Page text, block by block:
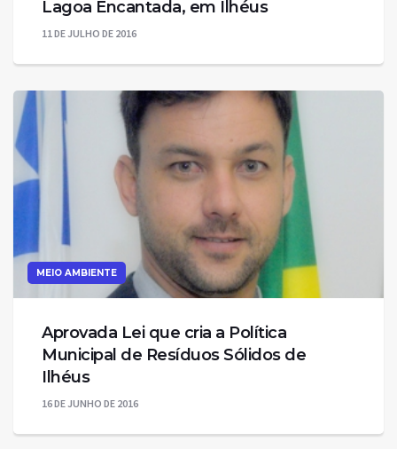
11 DE JULHO DE 2016
MEIO AMBIENTE
Aprovada Lei que cria a Política
Municipal de Resíduos Sólidos de
16 DE JUNHO DE 2016